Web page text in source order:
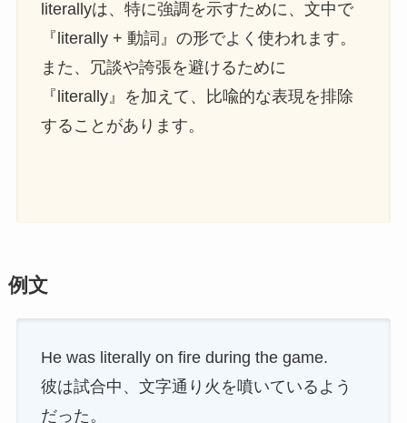
literallyは、特に強調を示すために、文中で
『literally + 動詞』の形でよく使われます。
また、冗談や誇張を避けるために
『literally』を加えて、比喩的な表現を排除
することがあります。
例文
He was literally on fire during the game.
彼は試合中、文字通り火を噴いているよう
だった。